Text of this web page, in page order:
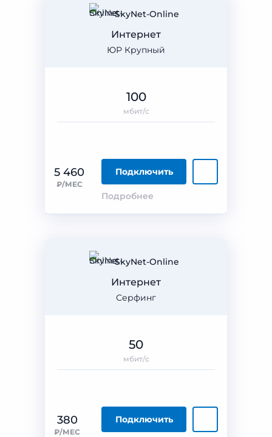
SkyNet-Online
ЮР Крупный
Интернет
5 460
₽/МЕС
Подключить
Подробнее
100
мбит/с
SkyNet-Online
Серфинг
Интернет
380
₽/МЕС
Подключить
50
мбит/с